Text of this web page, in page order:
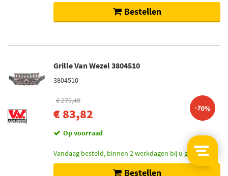
Bestellen
Grille Van Wezel 3804510
3804510
€ 279,40
€ 83,82 -70%
Op voorraad
Vandaag besteld, binnen 2 werkdagen bij u geleverd.
Bestellen